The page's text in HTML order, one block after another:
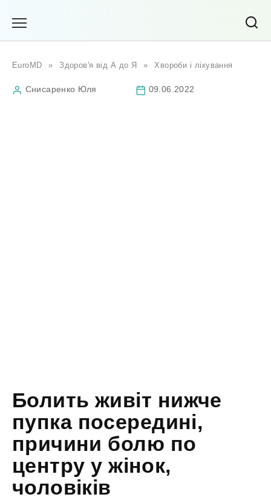
EuroMD » Здоров'я від А до Я » Хвороби і лікування
Снисаренко Юля 09.06.2022
Болить живіт нижче
пупка посередині,
причини болю по
центру у жінок,
чоловіків